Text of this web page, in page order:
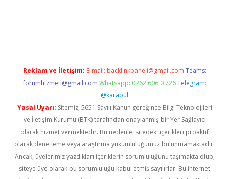
Reklam ve İletişim: E-mail: backlinkpaneli@gmail.com Teams:
forumhizmeti@gmail.com Whatsapp: 0262 606 0 726 Telegram:
@karabul
Yasal Uyarı: Sitemiz, 5651 Sayılı Kanun gereğince Bilgi Teknolojileri
ve İletişim Kurumu (BTK) tarafından onaylanmış bir Yer Sağlayıcı
olarak hizmet vermektedir. Bu nedenle, sitedeki içerikleri proaktif
olarak denetleme veya araştırma yükümlülüğümüz bulunmamaktadır.
Ancak, üyelerimiz yazdıkları içeriklerin sorumluluğunu taşımakta olup,
siteye üye olarak bu sorumluluğu kabul etmiş sayılırlar. Bu internet